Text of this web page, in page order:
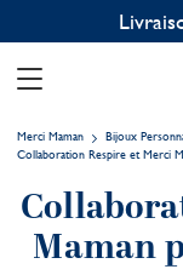
Merci Maman
Bijoux
Collaboration Respire et Merci
Maman